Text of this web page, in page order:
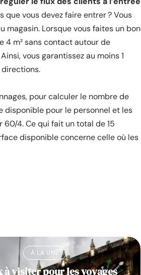
que vous devez faire entrer ? Vous
Lorsque vous faites un bon
4 m² sans contact autour de
vous garantissez au moins 1
pour calculer le nombre de
disponible pour le personnel et les
60/4. Ce qui fait un total de 15
disponible concerne celle où les
À LA UNE
à visiter pour les voyages